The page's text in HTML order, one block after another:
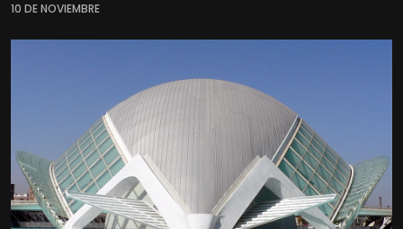
10 DE NOVIEMBRE